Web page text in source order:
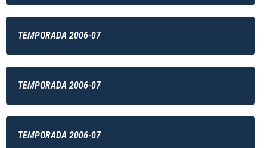
TEMPORADA 2006-07
TEMPORADA 2006-07
TEMPORADA 2006-07